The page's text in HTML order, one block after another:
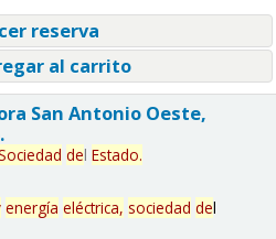
reserva
al carrito
San Antonio Oeste,
del Estado.
energía eléctrica, sociedad del